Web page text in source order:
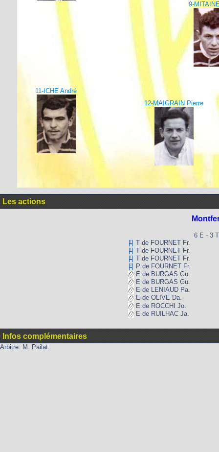
9-
11-ICHE André
12-MAIGRAIN Pierre
Les actions
6 E - 3
T de FOURNET Fr.
T de FOURNET Fr.
T de FOURNET Fr.
P de FOURNET Fr.
E de BURGAS Gu.
E de BURGAS Gu.
E de LENIAUD Pa.
E de OLIVE Da.
E de ROCCHI Jo.
E de RUILHAC Ja.
Infos complémentaires
Arbitre: M. Pailat.